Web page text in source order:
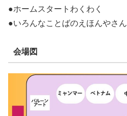
●ホームスタートわくわく
●いろんなことばのえほんやさん
会場図